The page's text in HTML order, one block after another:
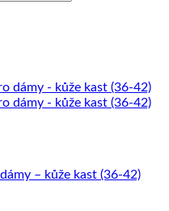
– kůže kast (36-42)